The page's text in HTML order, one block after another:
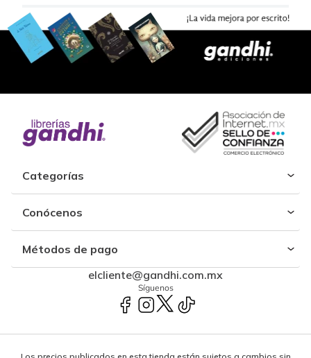
Categorías
Conócenos
Métodos de pago
elcliente@gandhi.com.mx
Síguenos